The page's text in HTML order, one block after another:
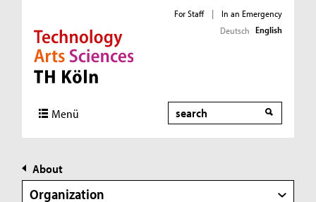
Direkt zur Hauptnavigation
Direkt zur Subnavigation
Direkt zum Inhalt
Direkt zum Fußbereich
For Staff |
In an Emergency
Deutsch English
Menü Search
About
Organization